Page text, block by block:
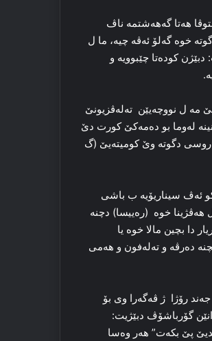
هەتا گەهەشتمە ناڤ
خوە گەلۆ ئەڤە چیە، ما ل
کودەتا چێبوویە و
ل نووچەیێن تەلەڤزیونێ
لەوما بو دەمەکێ کورت دێ
روسی دگوتە وێ کومیتەیێ (گ
ئەڤ سیناریۆیە ب باشی
خوە (رەییسا) دچنە
دا بچین مالا خوە یا
ئەم ژ مال بچنە دەرڤە و تەلەفون و هەمی
رۆژا ژ ڤەگەرا وی بۆ
گۆرباشۆڤ دبێژیت:
پێ بکەت” هەر وەسا